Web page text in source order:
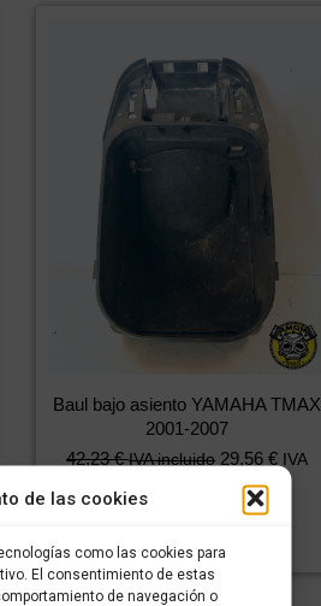
de las cookies
como las cookies para
El consentimiento de estas
de navegación o
Baul bajo asiento YAMAHA TMAX
2001-2007
42,23€ IVA incluido 29,56 € IVA
Comprar